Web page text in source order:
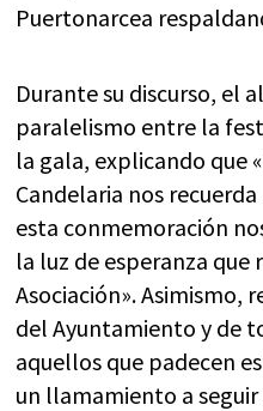
Puertonarcea
Durante su discurso, el
paralelismo entre la
la gala, explicando que
Candelaria nos
esta conmemoración
la luz de esperanza que
Asociación». Asimismo,
del Ayuntamiento y de
aquellos que padecen
un llamamiento a